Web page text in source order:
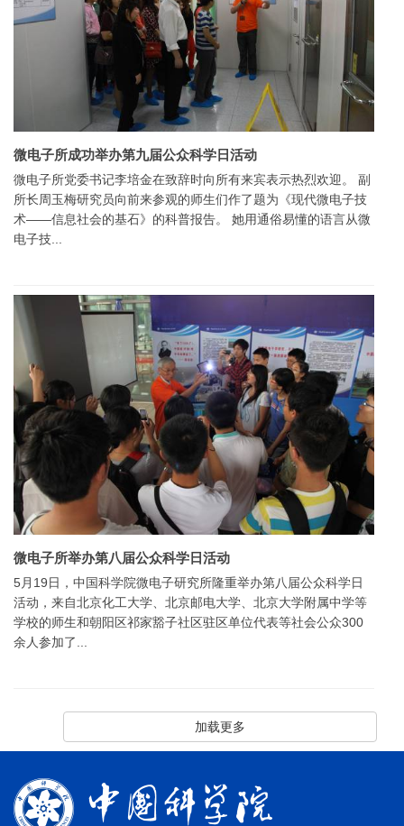
微电子所成功举办第九届公众科学日活动
微电子所党委书记李培金在致辞时向所有来宾表示热烈欢迎。 副
所长周玉梅研究员向前来参观的师生们作了题为《现代微电子技
术——信息社会的基石》的科普报告。 她用通俗易懂的语言从微
电子技...
微电子所举办第八届公众科学日活动
5月19日，中国科学院微电子研究所隆重举办第八届公众科学日
活动，来自北京化工大学、北京邮电大学、北京大学附属中学等
学校的师生和朝阳区祁家豁子社区驻区单位代表等社会公众300
余人参加了...
加载更多